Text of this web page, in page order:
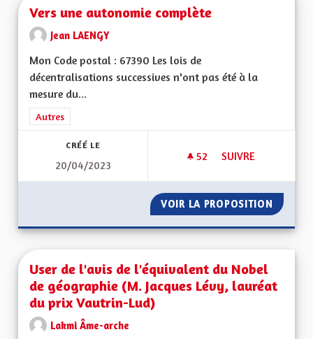
Vers une autonomie complète
Jean LAENGY
Mon Code postal : 67390 Les lois de
décentralisations successives n'ont pas été à la
mesure du...
Filtrer les résultats de la catégorie : Autres
Autres
CRÉÉ LE
20/04/2023
52 52 ABONNÉS
SUIVRE
VOIR LA PROPOSITION VERS
User de l'avis de l'équivalent du Nobel
de géographie (M. Jacques Lévy, lauréat
du prix Vautrin-Lud)
Lakmi Âme-arche